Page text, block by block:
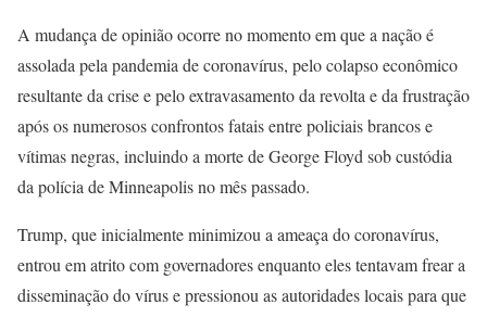
A mudança de opinião ocorre no momento em que a nação é
assolada pela pandemia de coronavírus, pelo colapso econômico
resultante da crise e pelo extravasamento da revolta e da frustração
após os numerosos confrontos fatais entre policiais brancos e
vítimas negras, incluindo a morte de George Floyd sob custódia
da polícia de Minneapolis no mês passado.
Trump, que inicialmente minimizou a ameaça do coronavírus,
entrou em atrito com governadores enquanto eles tentavam frear a
disseminação do vírus e pressionou as autoridades locais para que